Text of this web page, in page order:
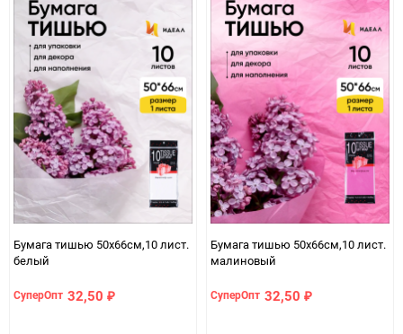
Сертификация Не подлежит сертификации
Особые условия Особых условий не требует
Минимальное количество 1
Количество в коробке 200
Единица измерения упак
ЦветНоменклатуры фуксия
Бумага тишью 50х66см,10 лист.
белый
СуперОпт 32,50 ₽
Бумага тишью 50х66см,10 лист.
малиновый
СуперОпт 32,50 ₽